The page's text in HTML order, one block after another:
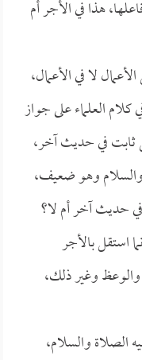
هذا في الأجر أم
لا في الأعمال،
العلماء على جواز
ثابت في حديث آخر،
وهو ضعيف،
حديث آخر أم لا؟
استقل بالأجر
وغير ذلك،
الصلاة والسلام،